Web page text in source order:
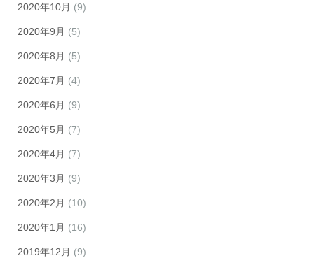
2020年10月 (9)
2020年9月 (5)
2020年8月 (5)
2020年7月 (4)
2020年6月 (9)
2020年5月 (7)
2020年4月 (7)
2020年3月 (9)
2020年2月 (10)
2020年1月 (16)
2019年12月 (9)